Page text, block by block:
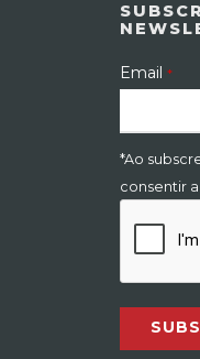
Email *
*Ao
consentir